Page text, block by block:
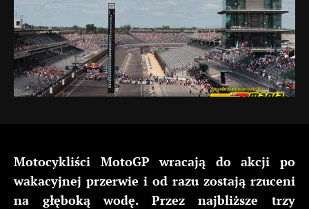
Motocykliści MotoGP wracają do akcji po
wakacyjnej przerwie i od razu zostają rzuceni
na głęboką wodę. Przez najbliższe trzy